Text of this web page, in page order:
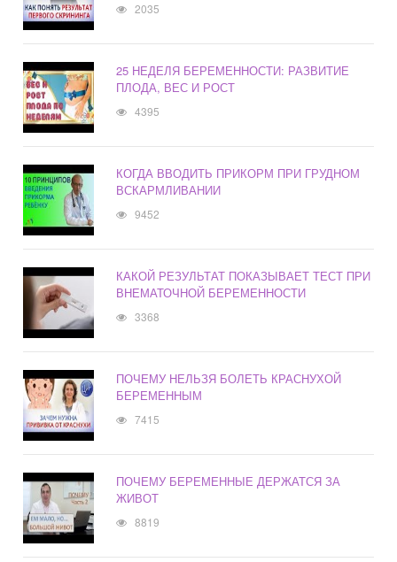
2035
25 НЕДЕЛЯ БЕРЕМЕННОСТИ: РАЗВИТИЕ
ПЛОДА, ВЕС И РОСТ
4395
КОГДА ВВОДИТЬ ПРИКОРМ ПРИ ГРУДНОМ
ВСКАРМЛИВАНИИ
9452
КАКОЙ РЕЗУЛЬТАТ ПОКАЗЫВАЕТ ТЕСТ ПРИ
ВНЕМАТОЧНОЙ БЕРЕМЕННОСТИ
3368
ПОЧЕМУ НЕЛЬЗЯ БОЛЕТЬ КРАСНУХОЙ
БЕРЕМЕННЫМ
7415
ПОЧЕМУ БЕРЕМЕННЫЕ ДЕРЖАТСЯ ЗА
ЖИВОТ
8819